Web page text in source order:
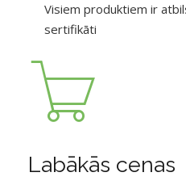
Visiem produktiem ir
sertifikāti
Labākās cenas